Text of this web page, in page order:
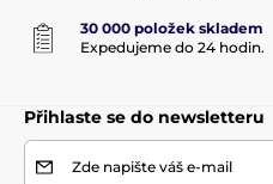
30 000 položek skladem
Expedujeme do 24 hodin.
Přihlaste se do newsletteru
Zde napište váš e-mail